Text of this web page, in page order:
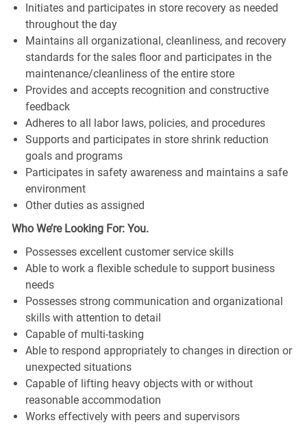
Initiates and participates in store recovery as needed
throughout the day
Maintains all organizational, cleanliness, and recovery
standards for the sales floor and participates in the
maintenance/cleanliness of the entire store
Provides and accepts recognition and constructive
feedback
Adheres to all labor laws, policies, and procedures
Supports and participates in store shrink reduction
goals and programs
Participates in safety awareness and maintains a safe
environment
Other duties as assigned
Who We’re Looking For: You.
Possesses excellent customer service skills
Able to work a flexible schedule to support business
needs
Possesses strong communication and organizational
skills with attention to detail
Capable of multi-tasking
Able to respond appropriately to changes in direction or
unexpected situations
Capable of lifting heavy objects with or without
reasonable accommodation
Works effectively with peers and supervisors